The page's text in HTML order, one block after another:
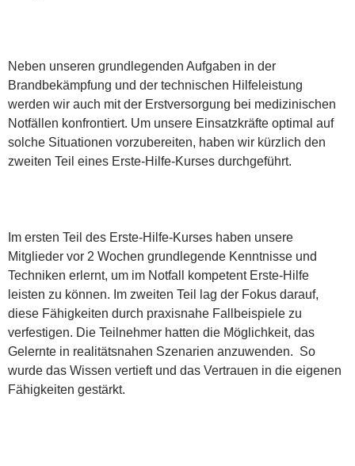
Neben unseren grundlegenden Aufgaben in der
Brandbekämpfung und der technischen Hilfeleistung
werden wir auch mit der Erstversorgung bei medizinischen
Notfällen konfrontiert. Um unsere Einsatzkräfte optimal auf
solche Situationen vorzubereiten, haben wir kürzlich den
zweiten Teil eines Erste-Hilfe-Kurses durchgeführt.
Im ersten Teil des Erste-Hilfe-Kurses haben unsere
Mitglieder vor 2 Wochen grundlegende Kenntnisse und
Techniken erlernt, um im Notfall kompetent Erste-Hilfe
leisten zu können. Im zweiten Teil lag der Fokus darauf,
diese Fähigkeiten durch praxisnahe Fallbeispiele zu
verfestigen. Die Teilnehmer hatten die Möglichkeit, das
Gelernte in realitätsnahen Szenarien anzuwenden. So
wurde das Wissen vertieft und das Vertrauen in die eigenen
Fähigkeiten gestärkt.